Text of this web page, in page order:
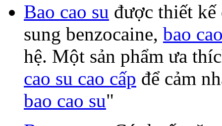
Bao cao su được thiết
sung benzocaine, bao
hệ. Một sản phẩm ưa
cao su cao cấp để cảm
bao cao su"